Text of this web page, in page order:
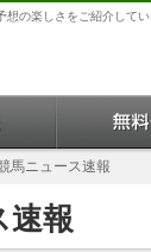
の楽しさをご紹介してい
馬ニュース速報
速報